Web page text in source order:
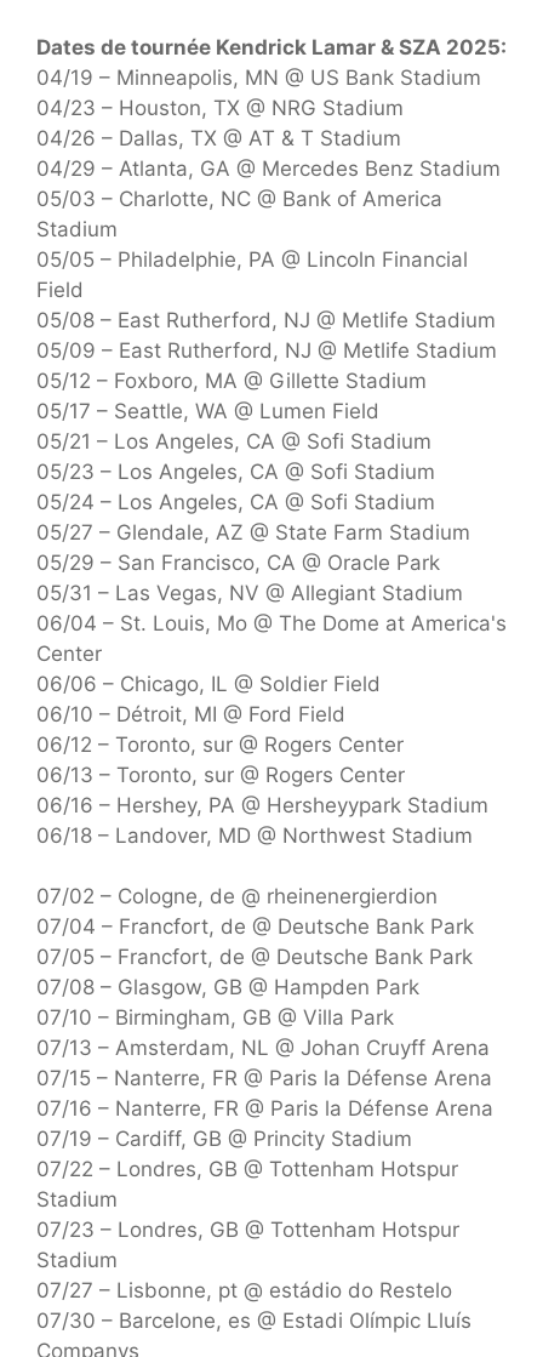
Dates de tournée Kendrick Lamar & SZA 2025:
04/19 – Minneapolis, MN @ US Bank Stadium
04/23 – Houston, TX @ NRG Stadium
04/26 – Dallas, TX @ AT & T Stadium
04/29 – Atlanta, GA @ Mercedes Benz Stadium
05/03 – Charlotte, NC @ Bank of America
Stadium
05/05 – Philadelphie, PA @ Lincoln Financial
Field
05/08 – East Rutherford, NJ @ Metlife Stadium
05/09 – East Rutherford, NJ @ Metlife Stadium
05/12 – Foxboro, MA @ Gillette Stadium
05/17 – Seattle, WA @ Lumen Field
05/21 – Los Angeles, CA @ Sofi Stadium
05/23 – Los Angeles, CA @ Sofi Stadium
05/24 – Los Angeles, CA @ Sofi Stadium
05/27 – Glendale, AZ @ State Farm Stadium
05/29 – San Francisco, CA @ Oracle Park
05/31 – Las Vegas, NV @ Allegiant Stadium
06/04 – St. Louis, Mo @ The Dome at America's
Center
06/06 – Chicago, IL @ Soldier Field
06/10 – Détroit, MI @ Ford Field
06/12 – Toronto, sur @ Rogers Center
06/13 – Toronto, sur @ Rogers Center
06/16 – Hershey, PA @ Hersheyypark Stadium
06/18 – Landover, MD @ Northwest Stadium
07/02 – Cologne, de @ rheinenergierdion
07/04 – Francfort, de @ Deutsche Bank Park
07/05 – Francfort, de @ Deutsche Bank Park
07/08 – Glasgow, GB @ Hampden Park
07/10 – Birmingham, GB @ Villa Park
07/13 – Amsterdam, NL @ Johan Cruyff Arena
07/15 – Nanterre, FR @ Paris la Défense Arena
07/16 – Nanterre, FR @ Paris la Défense Arena
07/19 – Cardiff, GB @ Princity Stadium
07/22 – Londres, GB @ Tottenham Hotspur
Stadium
07/23 – Londres, GB @ Tottenham Hotspur
Stadium
07/27 – Lisbonne, pt @ estádio do Restelo
07/30 – Barcelone, es @ Estadi Olímpic Lluís
Companys